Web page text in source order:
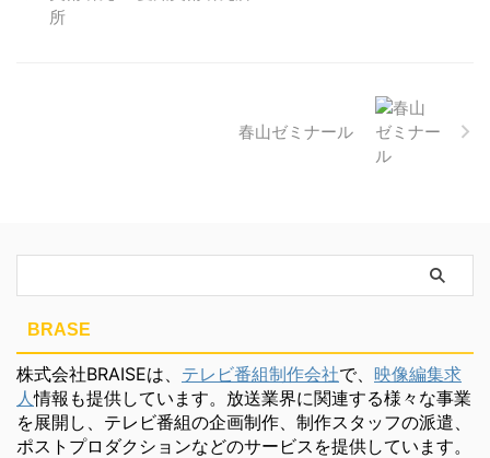
春山ゼミナール
BRASE
株式会社BRAISEは、 テレビ番組制作会社で、 映像編集求
人情報も提供しています。放送業界に関連する様々な事業
を展開し、テレビ番組の企画制作、制作スタッフの派遣、
ポストプロダクションなどのサービスを提供しています。